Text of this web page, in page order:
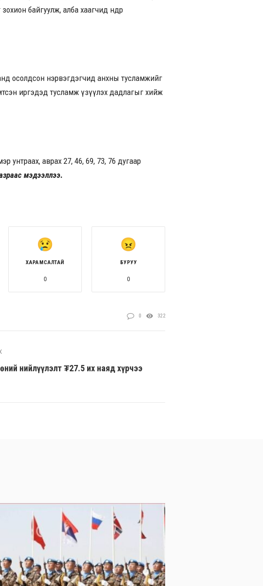
байгуулж, алба хаагчид өнөөдөр
осолдсон нэрвэгдэгчид анхны тусламжийг
иргэдэд тусламж үзүүлэх дадлагыг хийж
унтраах, аврах 27, 46, 69, 73, 76 дугаар
мэдээллээ.
ХАРАМСАЛТАЙ
0
БУРУУ
0
0 322
нийлүүлэлт ₮27.5 их наяд хүрчээ